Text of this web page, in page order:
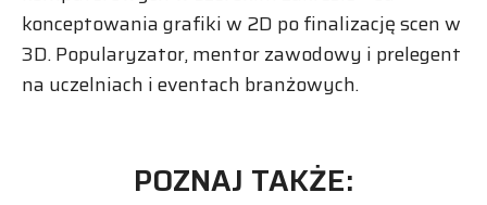
konceptowania grafiki w 2D po finalizację scen w
3D. Popularyzator, mentor zawodowy i prelegent
na uczelniach i eventach branżowych.
POZNAJ TAKŻE: